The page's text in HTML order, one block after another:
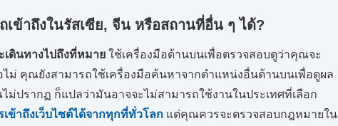
ข้าถึงในรัสเซีย, จีน หรือสถานที่อื่น ๆ ได้?
ดินทางไปถึงที่หมาย ใช้เครื่องมือด้านบนเพื่อตรวจสอบดูว่าคุณจะ
ไม่ คุณยังสามารถใช้เครื่องมือค้นหาจากตำแหน่งอื่นด้านบนเพื่อดูผล
ปรากฏ ก็แปลว่ามันอาจจะไม่สามารถใช้งานในประเทศที่เลือก
ข้าถึงเว็บไซต์ได้จากทุกที่ทั่วโลก แต่คุณควรจะตรวจสอบกฎหมายใน